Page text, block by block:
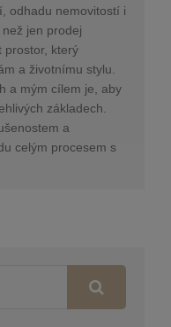
odhadu nemovitostí i
jen prodej
prostor, který
a životnímu stylu.
a mým cílem je, aby
základech.
a
celým procesem s